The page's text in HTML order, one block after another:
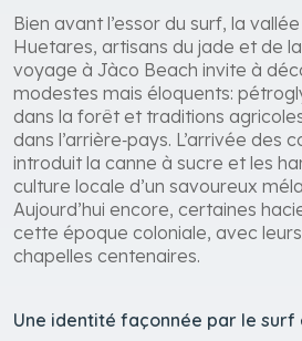
Bien avant l’essor du surf, la
Huetares, artisans du jade et de
voyage à Jàco Beach invite à
modestes mais éloquents:
dans la forêt et traditions
dans l’arrière‑pays. L’arrivée des
introduit la canne à sucre et les
culture locale d’un savoureux
Aujourd’hui encore, certaines
cette époque coloniale, avec
chapelles centenaires.
Une identité façonnée par le